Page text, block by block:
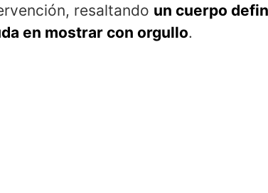
resaltando un cuerpo
en mostrar con orgullo.